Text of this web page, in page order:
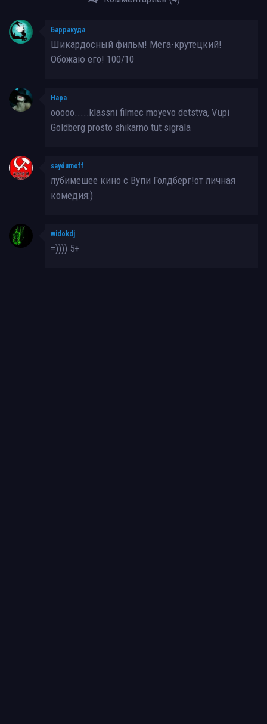
Барракуда
Шикардосный фильм! Мега-крутецкий!
Обожаю его! 100/10
Нара
ooooo.....klassni filmec moyevo detstva, Vupi
Goldberg prosto shikarno tut sigrala
saydumoff
лубимешее кино с Вупи Голдберг!от личная
комедия:)
widokdj
=)))) 5+